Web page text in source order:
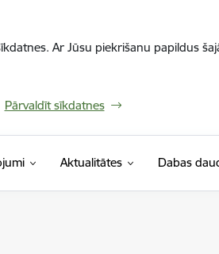
Ar Jūsu piekrišanu papildus
Pārvaldīt sīkdatnes
Aktualitātes Dabas